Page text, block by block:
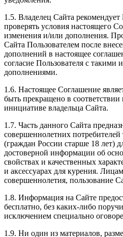
1.5. Владелец Сайта рекомендует
проверять условия настоящего
изменения и/или дополнения.
Сайта Пользователем после
дополнений в настоящее
согласие Пользователя с такими
дополнениями.
1.6. Настоящее Соглашение
быть прекращено в
инициативе владельца Сайта.
1.7. Часть данного Сайта
совершеннолетних
(граждан России старше 18 лет)
достоверной информации об
свойствах и качественных
и аксессуарах для курения.
совершеннолетия, пользование
1.8. Информация на Сайте
бесплатно, без каких-либо
исключением специально
1.9. Ни один из материалов,